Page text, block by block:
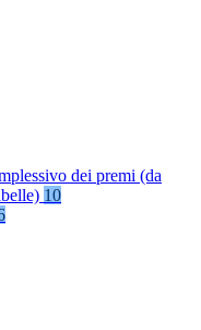
dei premi (da
10